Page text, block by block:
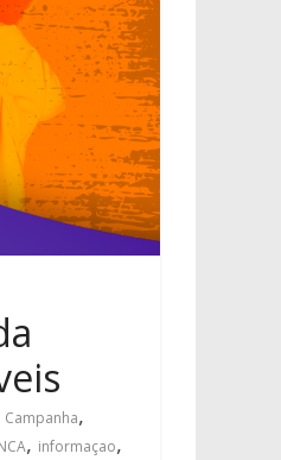
Campanha,
, informaçao,